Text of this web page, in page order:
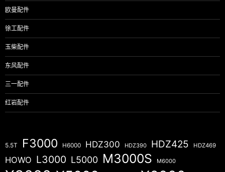
欧曼配件
徐工配件
玉柴配件
东风配件
三一配件
红岩配件
5.5T F3000 H6000 HDZ300 HDZ390 HDZ425 HDZ469
HOWO L3000 L5000 M3000S M6000